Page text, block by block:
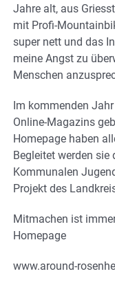
Jahre alt, aus
mit Profi-
super nett und das
meine Angst zu
Menschen
Im kommenden
Online-Magazins
Homepage haben
Begleitet werden sie
Kommunalen
Projekt des
Mitmachen ist
Homepage
www.around-